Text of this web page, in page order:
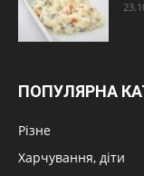
ПОПУЛЯРНА
Різне
Харчування, діти